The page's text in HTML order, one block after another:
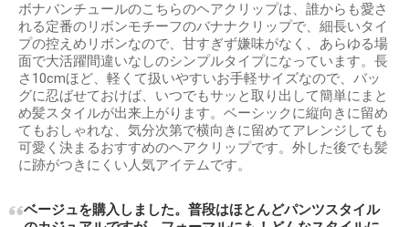
ボナバンチュールのこちらのヘアクリップは、誰からも愛さ
れる定番のリボンモチーフのバナナクリップで、細長いタイ
プの控えめリボンなので、甘すぎず嫌味がなく、あらゆる場
面で大活躍間違いなしのシンプルタイプになっています。長
さ10cmほど、軽くて扱いやすいお手軽サイズなので、バッ
グに忍ばせておけば、いつでもサッと取り出して簡単にまと
め髪スタイルが出来上がります。ベーシックに縦向きに留め
てもおしゃれな、気分次第で横向きに留めてアレンジしても
可愛く決まるおすすめのヘアクリップです。外した後でも髪
に跡がつきにくい人気アイテムです。
ベージュを購入しました。普段はほとんどパンツスタイル